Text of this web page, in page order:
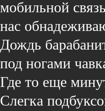
мобильной
нас
Дождь
под ногами
Где то еще
Слегка